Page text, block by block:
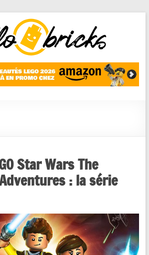
Star Wars The
: la série